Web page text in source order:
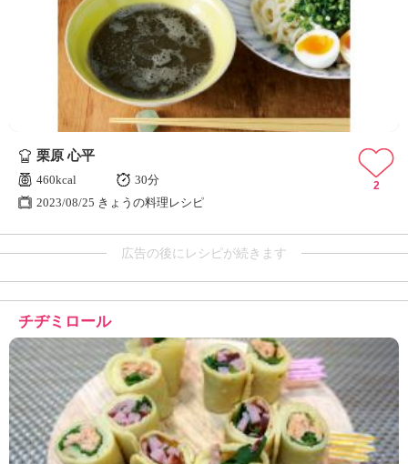
栗原 心平
460kcal
30分
2023/08/25 きょうの料理レシピ
2
広告の後にレシピが続きます
チヂミロール